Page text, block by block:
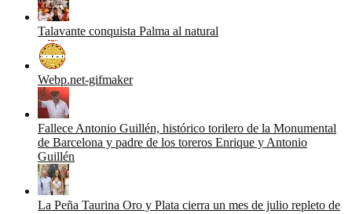
Talavante conquista Palma al natural
Webp.net-gifmaker
Fallece Antonio Guillén, histórico torilero de la Monumental
de Barcelona y padre de los toreros Enrique y Antonio
Guillén
La Peña Taurina Oro y Plata cierra un mes de julio repleto de